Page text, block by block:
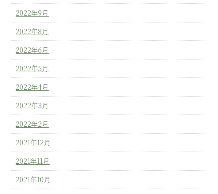
2022年9月
2022年8月
2022年6月
2022年5月
2022年4月
2022年3月
2022年2月
2021年12月
2021年11月
2021年10月